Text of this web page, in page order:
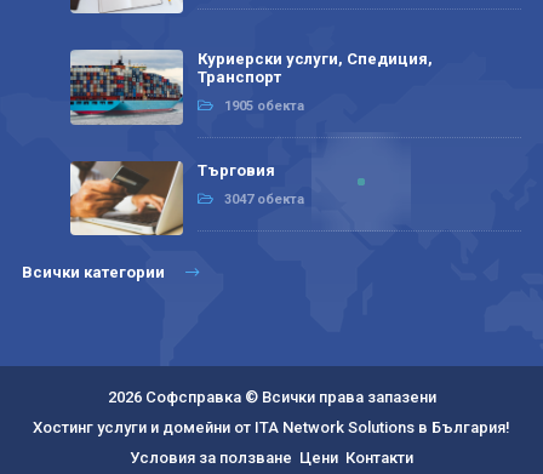
Куриерски услуги, Спедиция,
Транспорт
1905 обекта
Търговия
3047 обекта
Всички категории
2026 Софсправка © Всички права запазени
Хостинг услуги и домейни от ITA Network Solutions в България!
Условия за ползване Цени Контакти